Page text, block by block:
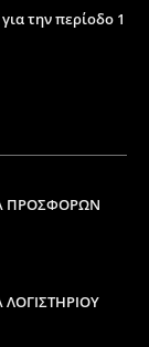
την περίοδο 1
ΠΡΟΣΦΟΡΩΝ